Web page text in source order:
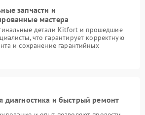
запчасти и
мастера
детали Kitfort и прошедшие
что гарантирует корректную
и сохранение гарантийных
диагностика и быстрый ремонт